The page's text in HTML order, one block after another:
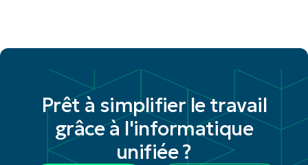
Prêt à simplifier le travail
grâce à l'informatique
unifiée ?